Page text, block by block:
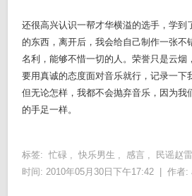
还很高兴认识一帮才华横溢的选手，学到
的东西，离开后，我会给自己制作一张不
名利，能够不惜一切的人。荣誉只是云烟
要用真诚的态度面对音乐就行，记录一下
但无论怎样，我都不会抛弃音乐，因为我
的手足一样。
标签: 忙碌 , 快乐男生 , 感言 , 民谣赵雷
时间: 2010年05月30日下午17:42 |作者: